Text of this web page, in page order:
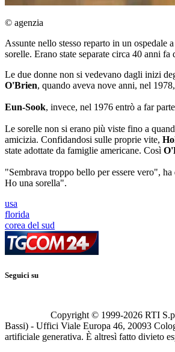
© agenzia
Assunte nello stesso reparto in un ospedale a
sorelle. Erano state separate circa 40 anni
Le due donne non si vedevano dagli inizi
O'Brien, quando aveva nove anni, nel
Eun-Sook, invece, nel 1976 entrò a far
Le sorelle non si erano più viste fino a
amicizia. Confidandosi sulle proprie vite,
state adottate da famiglie americane. Così
"Sembrava troppo bello per essere vero", ha
Ho una sorella".
usa
florida
corea del sud
Seguici su
Copyright © 1999-2026 RTI
Bassi) - Uffici Viale Europa 46, 20093
artificiale generativa. È altresì fatto divieto